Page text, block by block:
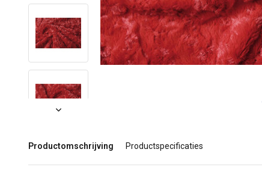
Productomschrijving Productspecificaties